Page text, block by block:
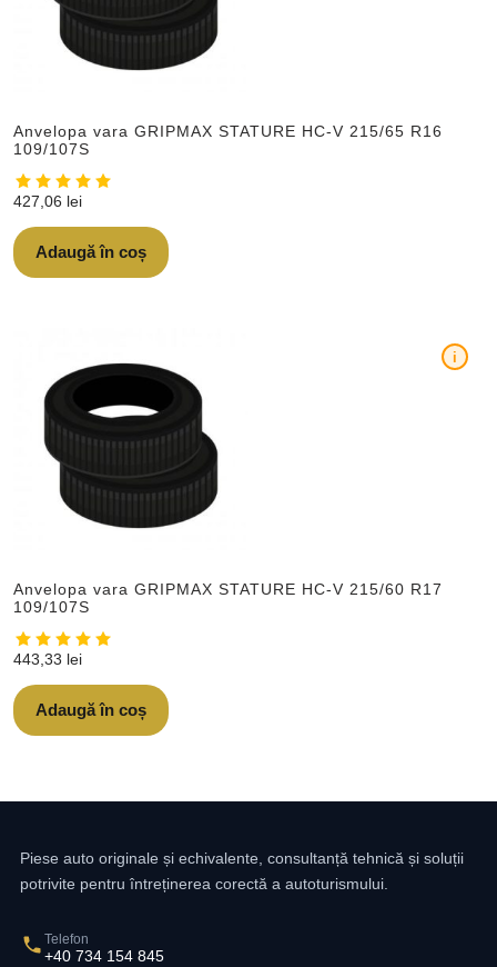
Anvelopa vara GRIPMAX STATURE HC-V 215/65 R16
109/107S
427,06 lei
Adaugă în coș
Anvelopa vara GRIPMAX STATURE HC-V 215/60 R17
109/107S
i
443,33 lei
Adaugă în coș
Piese auto originale și echivalente, consultanță tehnică și soluții
potrivite pentru întreținerea corectă a autoturismului.
Telefon
+40 734 154 845